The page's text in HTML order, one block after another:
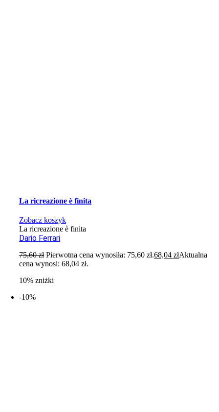
La ricreazione è finita
Zobacz koszyk
La ricreazione è finita
Dario Ferrari
75,60zł Pierwotna cena wynosiła: 75,60 zł.68,04złAktualna
cena wynosi: 68,04 zł.
10% zniżki
-10%